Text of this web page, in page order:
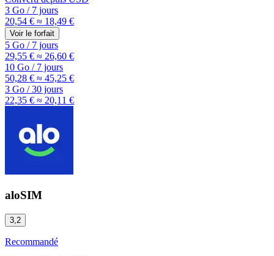
3 Go /7 jours
20,54 € ≈ 18,49 €
Voir le forfait
5 Go /7 jours
29,55 € ≈ 26,60 €
10 Go /7 jours
50,28 € ≈ 45,25 €
3 Go /30 jours
22,35 € ≈ 20,11 €
aloSIM
3,2
Recommandé